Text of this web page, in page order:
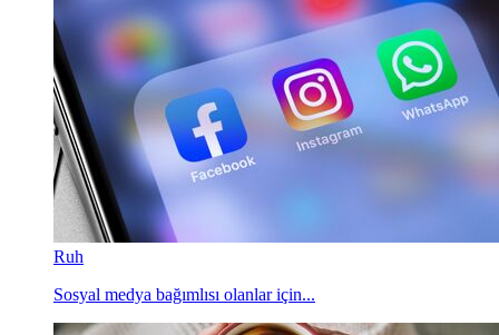
Ruh
Sosyal medya bağımlısı olanlar için...